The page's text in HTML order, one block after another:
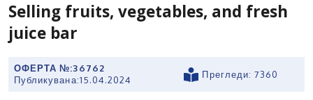
Selling fruits, vegetables, and fresh
juice bar
ОФЕРТА №:36762
Публикувана:15.04.2024
Прегледи: 7360